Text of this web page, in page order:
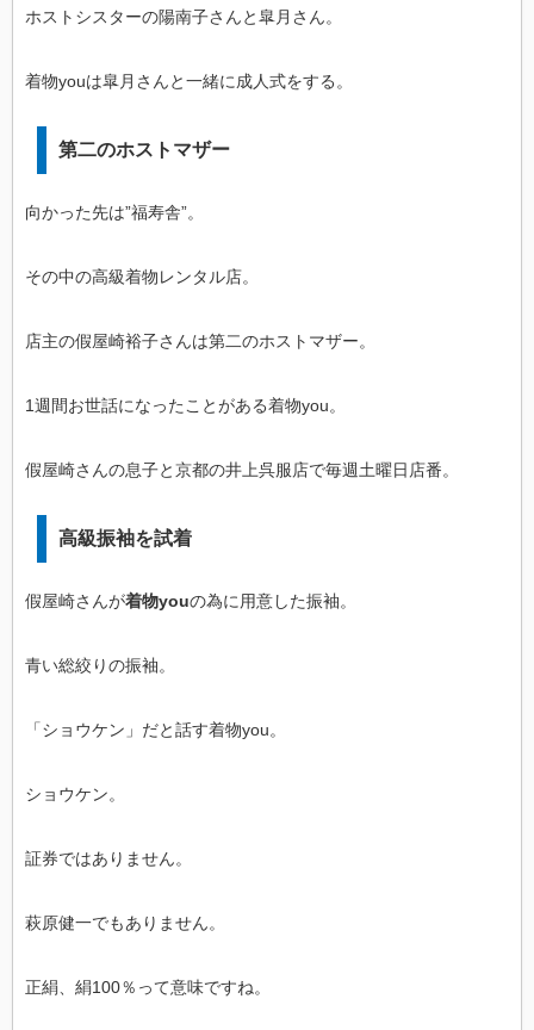
ホストシスターの陽南子さんと皐月さん。
着物youは皐月さんと一緒に成人式をする。
第二のホストマザー
向かった先は”福寿舎”。
その中の高級着物レンタル店。
店主の假屋崎裕子さんは第二のホストマザー。
1週間お世話になったことがある着物you。
假屋崎さんの息子と京都の井上呉服店で毎週土曜日店番。
高級振袖を試着
假屋崎さんが着物youの為に用意した振袖。
青い総絞りの振袖。
「ショウケン」だと話す着物you。
ショウケン。
証券ではありません。
萩原健一でもありません。
正絹、絹100％って意味ですね。